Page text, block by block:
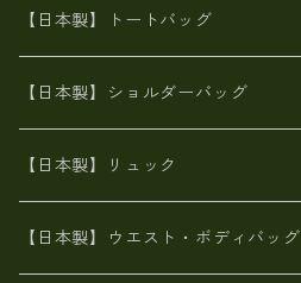
エナメル（パテント）レザー
牛革製品トート・ショルダー
牛革製品リュック
【日本製】トートバッグ
火山灰染めバッグ
8号帆布
豊岡製
ヌメ革バッグ
Ａ3サイズ
オイルレザー
【日本製】ショルダーバッグ
漂流ロープバッグ
6号蝋引き帆布
火山灰染めバッグ
【日本製】リュック
帆布
【日本製】ウエスト・ボディバッグ